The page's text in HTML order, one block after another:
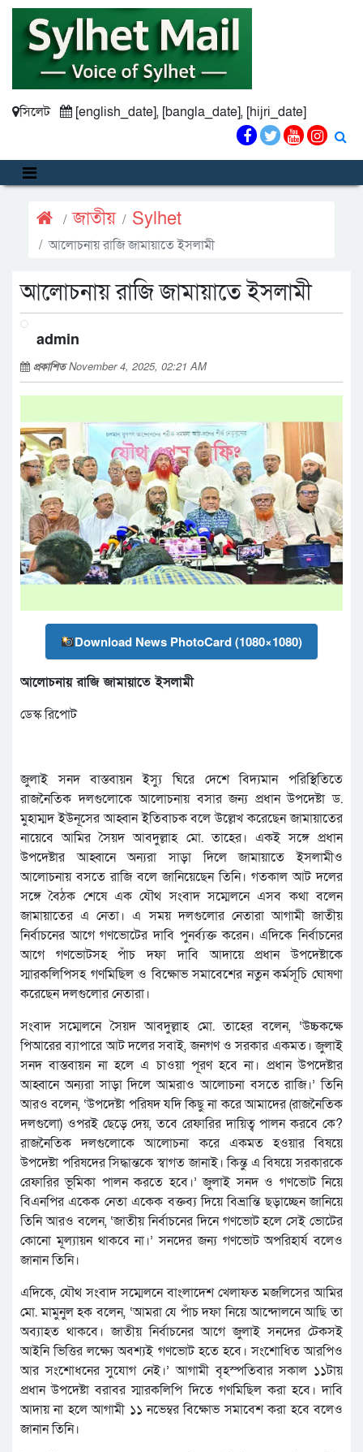
সিলেট [english_date], [bangla_date], [hijri_date]
জাতীয় Sylhet
আলোচনায় রাজি জামায়াতে ইসলামী
আলোচনায় রাজি জামায়াতে ইসলামী
admin
প্রকাশিতNovember 4, 2025, 02:21 AM
Download News PhotoCard (1080×1080)
আলোচনায় রাজি জামায়াতে ইসলামী
ডেস্ক রিপোট
জুলাই সনদ বাস্তবায়ন ইস্যু ঘিরে দেশে বিদ্যমান পরিস্থিতিতে
রাজনৈতিক দলগুলোকে আলোচনায় বসার জন্য প্রধান উপদেষ্টা ড.
মুহাম্মদ ইউনূসের আহ্বান ইতিবাচক বলে উল্লেখ করেছেন জামায়াতের
নায়েবে আমির সৈয়দ আবদুল্লাহ মো. তাহের। একই সঙ্গে প্রধান
উপদেষ্টার আহ্বানে অন্যরা সাড়া দিলে জামায়াতে ইসলামীও
আলোচনায় বসতে রাজি বলে জানিয়েছেন তিনি। গতকাল আট দলের
সঙ্গে বৈঠক শেষে এক যৌথ সংবাদ সম্মেলনে এসব কথা বলেন
জামায়াতের এ নেতা। এ সময় দলগুলোর নেতারা আগামী জাতীয়
নির্বাচনের আগে গণভোটের দাবি পুনর্ব্যক্ত করেন। এদিকে নির্বাচনের
আগে গণভোটসহ পাঁচ দফা দাবি আদায়ে প্রধান উপদেষ্টাকে
স্মারকলিপিসহ গণমিছিল ও বিক্ষোভ সমাবেশের নতুন কর্মসূচি ঘোষণা
করেছেন দলগুলোর নেতারা।
সংবাদ সম্মেলনে সৈয়দ আবদুল্লাহ মো. তাহের বলেন, ‘উচ্চকক্ষে
পিআরের ব্যাপারে আট দলের সবাই, জনগণ ও সরকার একমত। জুলাই
সনদ বাস্তবায়ন না হলে এ চাওয়া পূরণ হবে না। প্রধান উপদেষ্টার
আহ্বানে অন্যরা সাড়া দিলে আমরাও আলোচনা বসতে রাজি।’ তিনি
আরও বলেন, ‘উপদেষ্টা পরিষদ যদি কিছু না করে আমাদের (রাজনৈতিক
দলগুলো) ওপরই ছেড়ে দেয়, তবে রেফারির দায়িত্ব পালন করবে কে?
রাজনৈতিক দলগুলোকে আলোচনা করে একমত হওয়ার বিষয়ে
উপদেষ্টা পরিষদের সিদ্ধান্তকে স্বাগত জানাই। কিন্তু এ বিষয়ে সরকারকে
রেফারির ভূমিকা পালন করতে হবে।’ জুলাই সনদ ও গণভোট নিয়ে
বিএনপির একেক নেতা একেক বক্তব্য দিয়ে বিভ্রান্তি ছড়াচ্ছেন জানিয়ে
তিনি আরও বলেন, ‘জাতীয় নির্বাচনের দিনে গণভোট হলে সেই ভোটের
কোনো মূল্যায়ন থাকবে না।’ সনদের জন্য গণভোট অপরিহার্য বলেও
জানান তিনি।
এদিকে, যৌথ সংবাদ সম্মেলনে বাংলাদেশ খেলাফত মজলিসের আমির
মো. মামুনুল হক বলেন, ‘আমরা যে পাঁচ দফা নিয়ে আন্দোলনে আছি তা
অব্যাহত থাকবে। জাতীয় নির্বাচনের আগে জুলাই সনদের টেকসই
আইনি ভিত্তির লক্ষ্যে অবশ্যই গণভোট হতে হবে। সংশোধিত আরপিও
আর সংশোধনের সুযোগ নেই।’ আগামী বৃহস্পতিবার সকাল ১১টায়
প্রধান উপদেষ্টা বরাবর স্মারকলিপি দিতে গণমিছিল করা হবে। দাবি
আদায় না হলে আগামী ১১ নভেম্বর বিক্ষোভ সমাবেশ করা হবে বলেও
জানান তিনি।